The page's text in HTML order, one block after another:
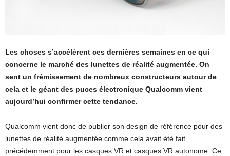
Les choses s’accélèrent ces dernières semaines en ce qui
concerne le marché des lunettes de réalité augmentée. On
sent un frémissement de nombreux constructeurs autour de
cela et le géant des puces électronique Qualcomm vient
aujourd’hui confirmer cette tendance.
Qualcomm vient donc de publier son design de référence pour des
lunettes de réalité augmentée comme cela avait été fait
précédemment pour les casques VR et casques VR autonome. Ce